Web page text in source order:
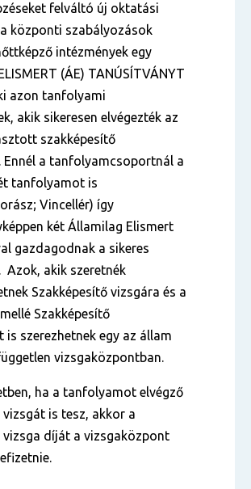
felváltó új oktatási
központi szabályozások
intézmények egy
(ÁE) TANÚSÍTVÁNYT
azon tanfolyami
akik sikeresen elvégezték az
szakképesítő
a tanfolyamcsoportnál a
tanfolyamot is
Vincellér) így
két Államilag Elismert
gazdagodnak a sikeres
Azok, akik szeretnék
Szakképesítő vizsgára és a
Szakképesítő
is szerezhetnek egy az állam
vizsgaközpontban.
ha a tanfolyamot elvégző
vizsgát is tesz, akkor a
vizsga díját a vizsgaközpont